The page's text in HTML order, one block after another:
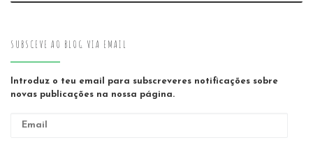
SUBSCEVE AO BLOG VIA EMAIL
Introduz o teu email para subscreveres notificações sobre
novas publicações na nossa página.